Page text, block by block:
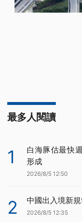
最多人閱讀
1
白海豚估最快
形成
2026/8/5 12:50
2 中國出入境新
2026/8/5 12:35